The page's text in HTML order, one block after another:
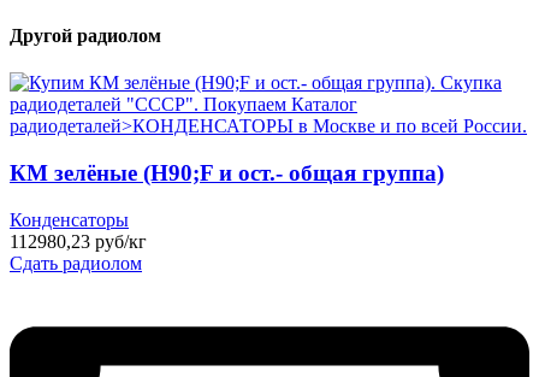
Другой радиолом
КМ зелёные (H90;F и ост.- общая группа)
Конденсаторы
112980,23 руб/кг
Сдать радиолом